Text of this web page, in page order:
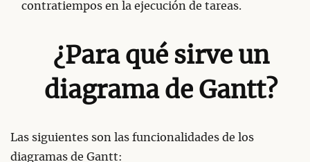
contratiempos en la ejecución de tareas.
¿Para qué sirve un
diagrama de Gantt?
Las siguientes son las funcionalidades de los
diagramas de Gantt: